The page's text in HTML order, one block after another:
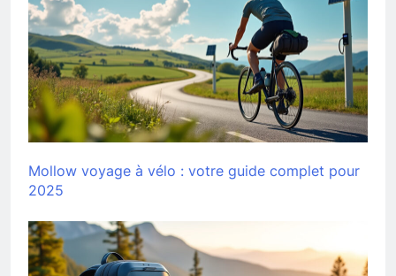
Mollow voyage à vélo : votre guide complet pour
2025